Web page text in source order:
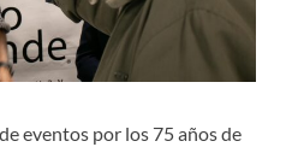
eventos por los 75 años de